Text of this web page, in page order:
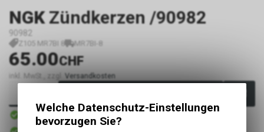
NGK Zündkerzen /90982
90982
Z105 MR7BI 8 MR7BI-8
65.00CHF
inkl. MwSt., zzgl. Versandkosten
Sofort verfügbar
Versand
Sofort abholbar
Welche Datenschutz-Einstellungen
bevorzugen Sie?